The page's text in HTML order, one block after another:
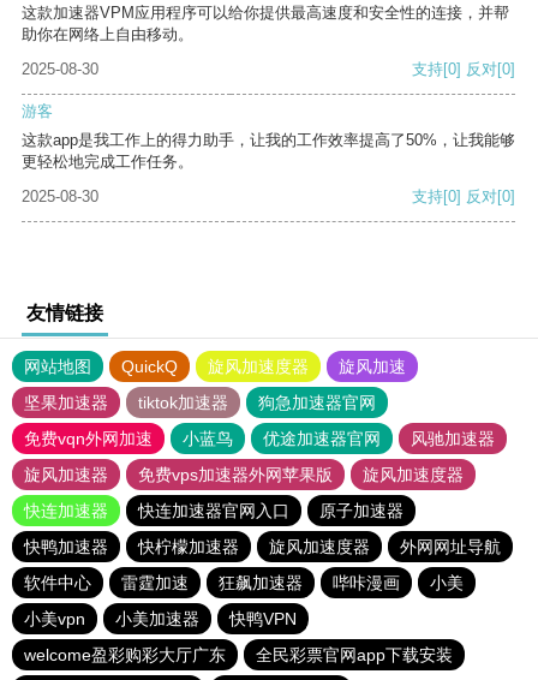
这款加速器VPM应用程序可以给你提供最高速度和安全性的连接，并帮
助你在网络上自由移动。
2025-08-30
支持[0] 反对[0]
游客
这款app是我工作上的得力助手，让我的工作效率提高了50%，让我能够
更轻松地完成工作任务。
2025-08-30
支持[0] 反对[0]
友情链接
网站地图 QuickQ 旋风加速度器
旋风加速
坚果加速器
tiktok加速器
狗急加速器官网
免费vqn外网加速
小蓝鸟 优途加速器官网
风驰加速器
旋风加速器
免费vps加速器外网苹果版
旋风加速度器
快连加速器
快连加速器官网入口
原子加速器
快鸭加速器
快柠檬加速器 旋风加速度器
外网网址导航
软件中心
雷霆加速 狂飙加速器 哔咔漫画
小美
小美vpn
小美加速器
快鸭VPN
welcome盈彩购彩大厅广东
全民彩票官网app下载安装